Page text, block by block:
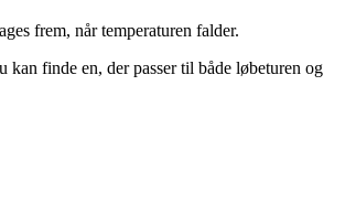
frem, når temperaturen falder.
finde en, der passer til både løbeturen og